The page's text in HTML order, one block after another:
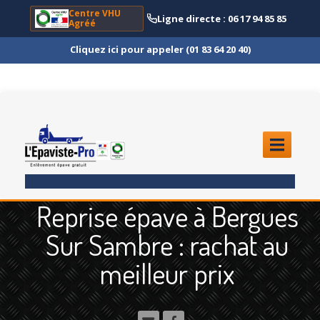
Centre VHU
Agréé
Ligne directe : 06 17 94 85 85
Cliquez ici pour appeler (01 83 64 20 40)
ENLÈVEMENTÉPAVE
Quoi?
Scooteret Moto
Camion
et Poids Lourd
Reprise épave à Bergues
Sur Sambre : rachat au
meilleur prix